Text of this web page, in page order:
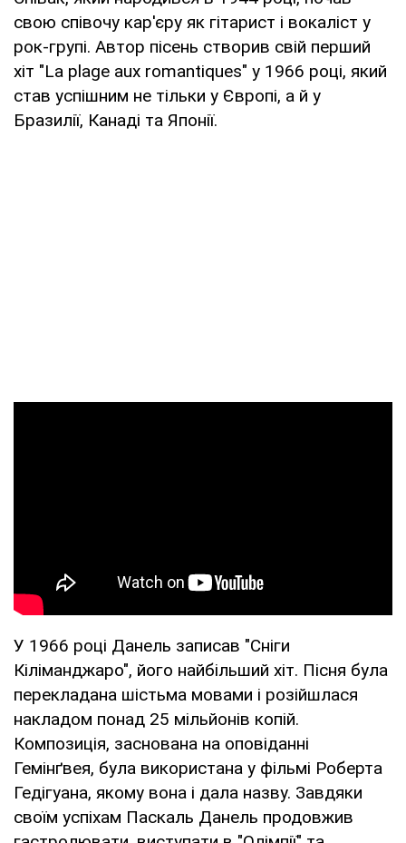
свою співочу кар'єру як гітарист і вокаліст у
рок-групі. Автор пісень створив свій перший
хіт "La plage aux romantiques" у 1966 році, який
став успішним не тільки у Європі, а й у
Бразилії, Канаді та Японії.
У 1966 році Данель записав "Сніги
Кіліманджаро", його найбільший хіт. Пісня була
перекладана шістьма мовами і розійшлася
накладом понад 25 мільйонів копій.
Композиція, заснована на оповіданні
Гемінґвея, була використана у фільмі Роберта
Гедігуана, якому вона і дала назву. Завдяки
своїм успіхам Паскаль Данель продовжив